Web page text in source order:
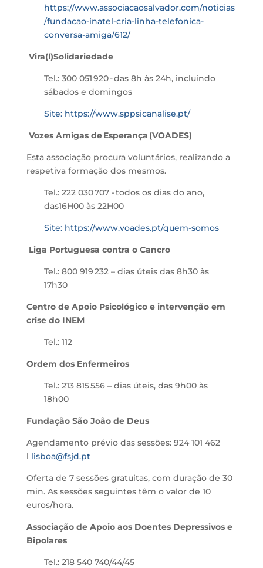
https://www.associacaosalvador.com/noticias
/fundacao-inatel-cria-linha-telefonica-
conversa-amiga/612/
Vira(l)Solidariedade
Tel.: 300 051 920 - das 8h às 24h, incluindo
sábados e domingos
Site: https://www.sppsicanalise.pt/
Vozes Amigas deEsperança (VOADES)
Esta associação procura voluntários, realizando a
respetiva formação dos mesmos.
Tel.: 222 030707 - todos os dias do ano,
das16H00 às 22H00
Site: https://www.voades.pt/quem-somos
Liga Portuguesa contra o Cancro
Tel.: 800 919 232 – dias úteis das 8h30 às
17h30
Centro de Apoio Psicológico e intervenção em
crise do INEM
Tel.: 112
Ordem dos Enfermeiros
Tel.: 213 815 556 – dias úteis, das 9h00 às
18h00
Fundação São João de Deus
Agendamento prévio das sessões: 924 101 462
l lisboa@fsjd.pt
Ofertade 7 sessões gratuitas, com duração de 30
min. As sessões seguintes têm o valor de 10
euros/hora.
Associação de Apoio aos Doentes Depressivos e
Bipolares
Tel.: 218 540 740/44/45